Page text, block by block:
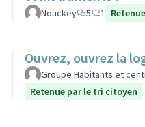
Nouckey 5 1
Ouvrez, ouvrez la
Groupe Habitants et
Retenue par le tri citoyen